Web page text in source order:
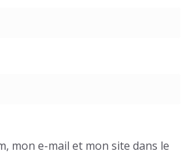
mon e-mail et mon site dans le